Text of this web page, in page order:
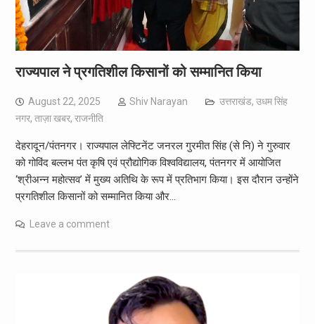
राज्यपाल ने प्रगतिशील किसानों को सम्मानित किया
August 22, 2025 Shiv Narayan उत्तराखंड, उधम सिंह
नगर, ताज़ा खबर, राजनीति
देहरादून/पंतनगर। राज्यपाल लेफ्टिनेंट जनरल गुरमीत सिंह (से नि) ने गुरुवार
को गोविंद बल्लभ पंत कृषि एवं प्रौद्योगिक विश्वविद्यालय, पंतनगर में आयोजित
‘श्रीअन्न महोत्सव’ में मुख्य अतिथि के रूप में प्रतिभाग किया। इस दौरान उन्होंने
प्रगतिशील किसानों को सम्मानित किया और…
Leave a comment